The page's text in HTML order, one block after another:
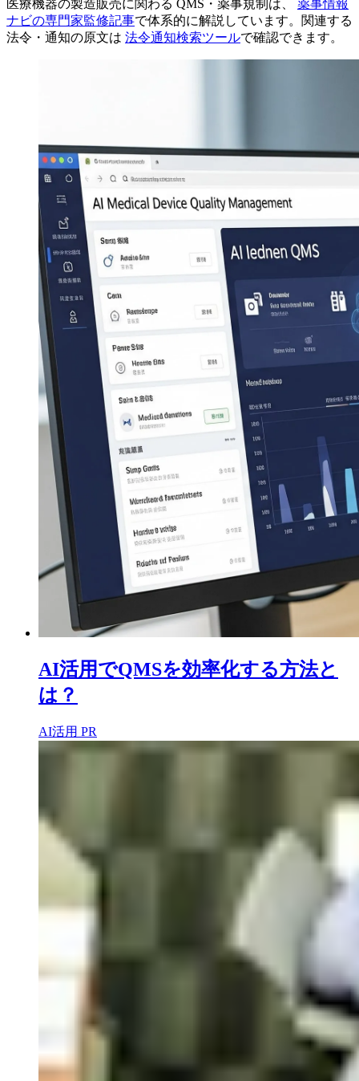
医療機器の製造販売に関わる QMS・薬事規制は、 薬事情報
ナビの専門家監修記事で体系的に解説しています。関連する
法令・通知の原文は 法令通知検索ツールで確認できます。
AI活用でQMSを効率化する方法と
は？
AI活用 PR